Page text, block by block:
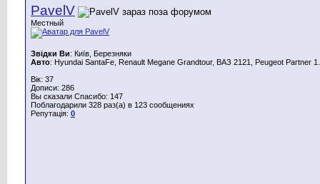
PavelV
Местный
Звідки Ви: Київ, Березняки
Авто: Hyundai SantaFe, Renault Megane Grandtour, ВАЗ 2121, Peugeot Partner
Вік: 37
Дописи: 286
Вы сказали Спасибо: 147
Поблагодарили 328 раз(а) в 123 сообщениях
Репутація: 0